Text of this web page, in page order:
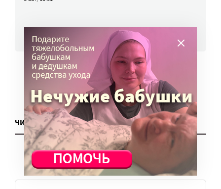
ВСЕ НОВОСТИ
ЧИТАТЬ ЕЩЕ